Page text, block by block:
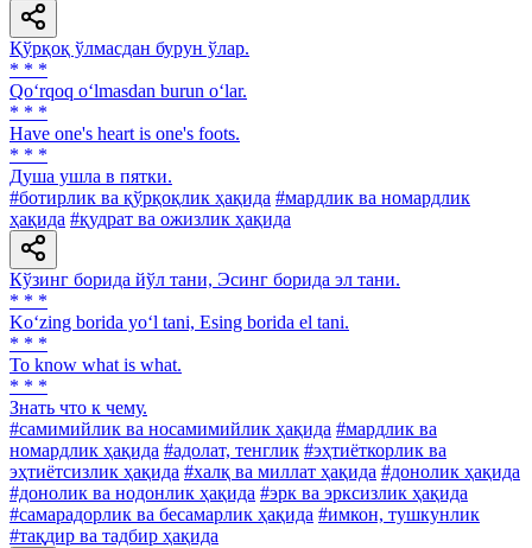
Қўрқоқ ўлмасдан бурун ўлар.
* * *
Qo‘rqoq o‘lmasdan burun o‘lar.
* * *
Have one's heart is one's foots.
* * *
Душа ушла в пятки.
#ботирлик ва қўрқоқлик ҳақида #мардлик ва номардлик
ҳақида #қудрат ва ожизлик ҳақида
Кўзинг борида йўл тани, Эсинг борида эл тани.
* * *
Ko‘zing borida yo‘l tani, Esing borida el tani.
* * *
To know what is what.
* * *
Знать что к чему.
#самимийлик ва носамимийлик ҳақида #мардлик ва
номардлик ҳақида #адолат, тенглик #эҳтиёткорлик ва
эҳтиётсизлик ҳақида #халқ ва миллат ҳақида #донолик ҳақида
#донолик ва нодонлик ҳақида #эрк ва эрксизлик ҳақида
#самарадорлик ва бесамарлик ҳақида #имкон, тушкунлик
#тақдир ва тадбир ҳақида